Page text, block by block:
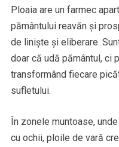
Ploaia are un farmec
pământului reavăn și
de liniște și eliberare.
doar că udă pământul, ci
transformând fiecare
sufletului.
În zonele muntoase,
cu ochii, ploile de vară